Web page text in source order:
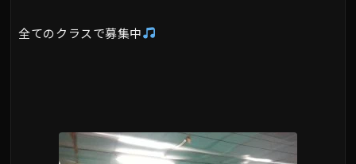
全てのクラスで募集中